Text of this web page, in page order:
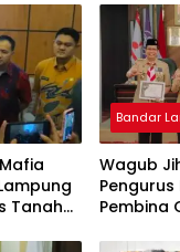
Haji
Tanah
Bandar
Wagub
Pembina